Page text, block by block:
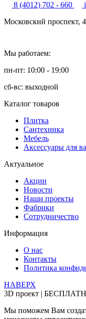
8 (4012) 702 - 660
Московский проспект,
Мы работаем:
пн-пт: 10:00 - 19:00
сб-вс: выходной
Каталог товаров
Плитка
Сантехника
Мебель
Аксессуары для
Актуальное
Акции
Новости
Наши проекты
Фабрики
Сотрудничество
Информация
О нас
Контакты
Политика
НАВЕРХ
3D проект |
Мы поможем Вам